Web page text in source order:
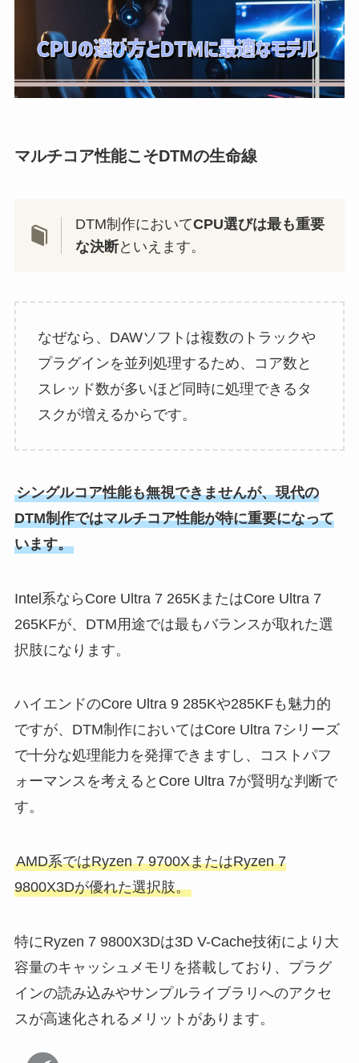
マルチコア性能こそDTMの生命線
DTM制作においてCPU選びは最も重要
な決断といえます。
なぜなら、DAWソフトは複数のトラックや
プラグインを並列処理するため、コア数と
スレッド数が多いほど同時に処理できるタ
スクが増えるからです。
シングルコア性能も無視できませんが、現代の
DTM制作ではマルチコア性能が特に重要になって
います。
Intel系ならCore Ultra 7 265KまたはCore Ultra 7
265KFが、DTM用途では最もバランスが取れた選
択肢になります。
ハイエンドのCore Ultra 9 285Kや285KFも魅力的
ですが、DTM制作においてはCore Ultra 7シリーズ
で十分な処理能力を発揮できますし、コストパフ
ォーマンスを考えるとCore Ultra 7が賢明な判断で
す。
AMD系ではRyzen 7 9700XまたはRyzen 7
9800X3Dが優れた選択肢。
特にRyzen 7 9800X3Dは3D V-Cache技術により大
容量のキャッシュメモリを搭載しており、プラグ
インの読み込みやサンプルライブラリへのアクセ
スが高速化されるメリットがあります。